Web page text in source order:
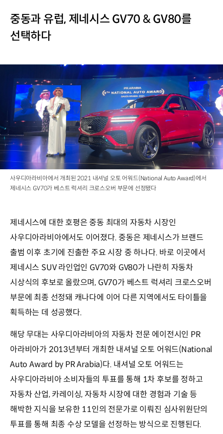
중동과 유럽, 제네시스 GV70 & GV80를
선택하다
사우디아라비아에서 개최된 2021 내셔널 오토 어워드(National Auto Award)에서
제네시스 GV70가 베스트 럭셔리 크로스오버 부문에 선정됐다
제네시스에 대한 호평은 중동 최대의 자동차 시장인
사우디아라비아에서도 이어졌다. 중동은 제네시스가 브랜드
출범 이후 초기에 진출한 주요 시장 중 하나다. 바로 이곳에서
제네시스 SUV 라인업인 GV70와 GV80가 나란히 자동차
시상식의 후보로 올랐으며, GV70가 베스트 럭셔리 크로스오버
부문에 최종 선정돼 캐나다에 이어 다른 지역에서도 타이틀을
획득하는 데 성공했다.
해당 무대는 사우디아라비아의 자동차 전문 에이전시인 PR
아라비아가 2013년부터 개최한 내셔널 오토 어워드(National
Auto Award by PR Arabia)다. 내셔널 오토 어워드는
사우디아라비아 소비자들의 투표를 통해 1차 후보를 정하고
자동차 산업, 카레이싱, 자동차 시장에 대한 경험과 기술 등
해박한 지식을 보유한 11인의 전문가로 이뤄진 심사위원단의
투표를 통해 최종 수상 모델을 선정하는 방식으로 진행된다.